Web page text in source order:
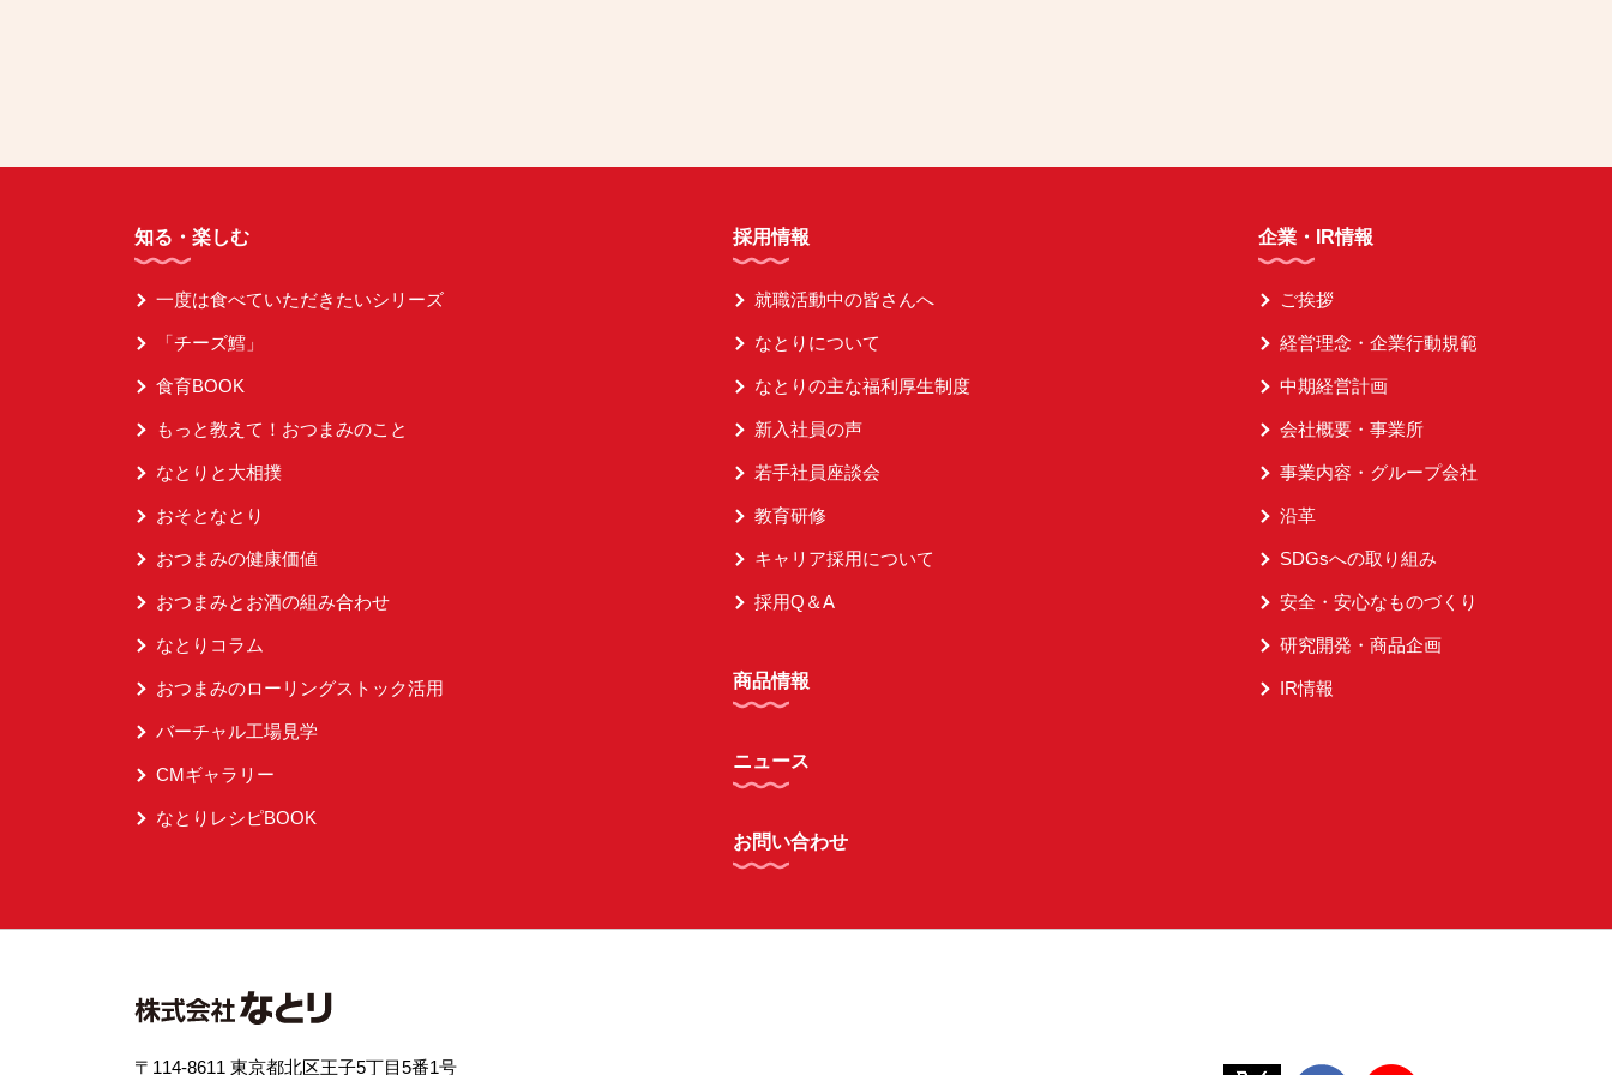
知る・楽しむ
一度は食べていただきたいシリーズ
「チーズ鱈」
食育BOOK
もっと教えて！おつまみのこと
なとりと大相撲
おそとなとり
おつまみの健康価値
おつまみとお酒の組み合わせ
なとりコラム
おつまみのローリングストック活用
バーチャル工場見学
CMギャラリー
なとりレシピBOOK
採用情報
就職活動中の皆さんへ
なとりについて
なとりの主な福利厚生制度
新入社員の声
若手社員座談会
教育研修
キャリア採用について
採用Q＆A
商品情報
ニュース
お問い合わせ
企業・IR情報
ご挨拶
経営理念・企業行動規範
中期経営計画
会社概要・事業所
事業内容・グループ会社
沿革
SDGsへの取り組み
安全・安心なものづくり
研究開発・商品企画
IR情報
〒114-8611 東京都北区王子5丁目5番1号